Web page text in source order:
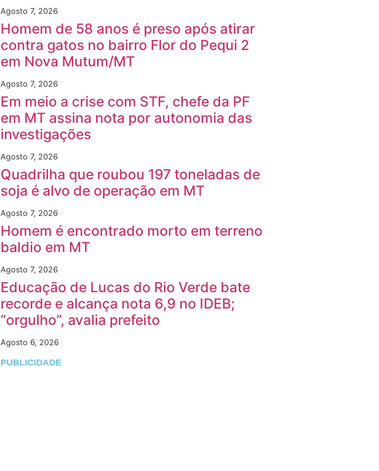
Agosto 7, 2026
Homem de 58 anos é preso após atirar
contra gatos no bairro Flor do Pequi 2
em Nova Mutum/MT
Agosto 7, 2026
Em meio a crise com STF, chefe da PF
em MT assina nota por autonomia das
investigações
Agosto 7, 2026
Quadrilha que roubou 197 toneladas de
soja é alvo de operação em MT
Agosto 7, 2026
Homem é encontrado morto em terreno
baldio em MT
Agosto 7, 2026
Educação de Lucas do Rio Verde bate
recorde e alcança nota 6,9 no IDEB;
“orgulho”, avalia prefeito
Agosto 6, 2026
PUBLICIDADE